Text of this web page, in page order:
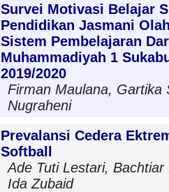
Survei Motivasi Belajar
Pendidikan Jasmani
Sistem Pembelajaran
Muhammadiyah 1
2019/2020
Firman Maulana, Gartika
Nugraheni
Prevalansi Cedera
Softball
Ade Tuti Lestari,
Ida Zubaid